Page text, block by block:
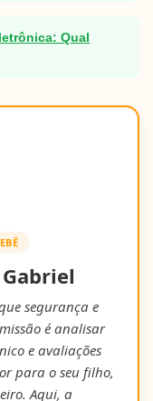
Qual
segurança e
é analisar
e avaliações
para o seu filho,
Aqui, a